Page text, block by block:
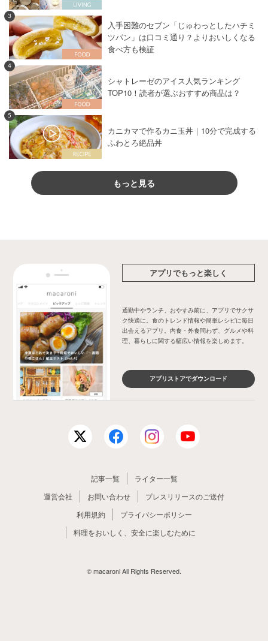
3
入手困難のセブン「じゅわっとしたハチミ
ツパン」は口コミ通り？よりおいしくなる
食べ方も検証
4
シャトレーゼのアイス人気ランキング
TOP10！読者が選ぶおすすめ商品は？
5
カニカマで作るカニ玉丼｜10分で完成する
ふわとろ絶品丼
もっと見る
アプリでもっと楽しく
通勤中やランチ、おやすみ前に、アプリでサクサ
ク快適に。食のトレンド情報や簡単レシピに毎日
出会えるアプリ。内食・外食問わず、グルメや料
理、暮らしに関する幅広い情報を楽しめます。
アプリストアでダウンロード
記事一覧
ライター一覧
運営会社
お問い合わせ
プレスリリースのご送付
利用規約
プライバシーポリシー
料理をおいしく、安全に楽しむために
© macaroni All Rights Reserved.